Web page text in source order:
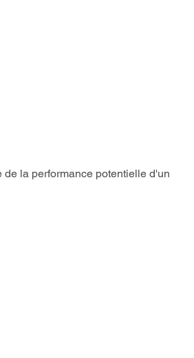
la performance potentielle d'un